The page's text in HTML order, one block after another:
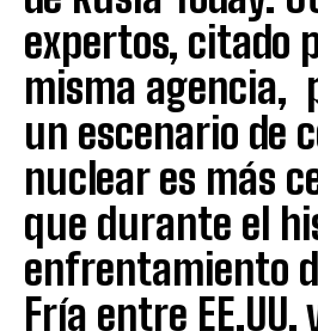
expertos, citado
misma agencia,
un escenario de
nuclear es más
que durante el
enfrentamiento
Fría entre EE.UU.